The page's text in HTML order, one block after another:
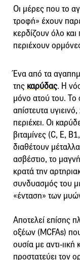
Οι μέρες που το
τροφή» έχουν
κερδίζουν όλο
περιέχουν
Ένα από τα
της καρύδας. Η
μόνο ατού του. Το
απίστευτα
περιέχει. Οι
βιταμίνες (C, Ε,
διαθέτουν
ασβέστιο, το
κρατά την
συνδυασμός του
«ένταση» των
Αποτελεί επίσης
οξέων (MCFAs)
ουσία με αντι-
προστατεύει τον